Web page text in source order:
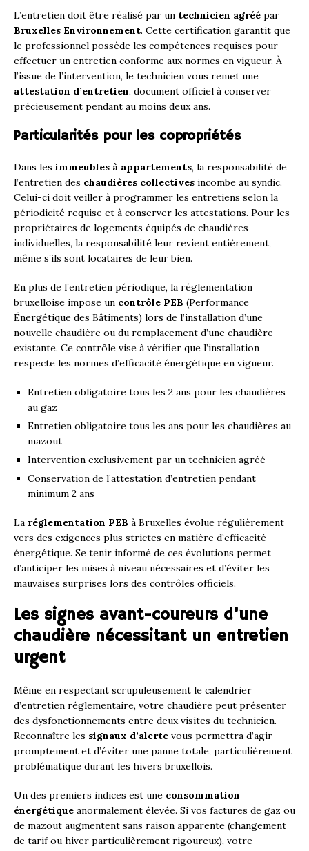
L’entretien doit être réalisé par un technicien agréé par
Bruxelles Environnement. Cette certification garantit que
le professionnel possède les compétences requises pour
effectuer un entretien conforme aux normes en vigueur. À
l’issue de l’intervention, le technicien vous remet une
attestation d’entretien, document officiel à conserver
précieusement pendant au moins deux ans.
Particularités pour les copropriétés
Dans les immeubles à appartements, la responsabilité de
l’entretien des chaudières collectives incombe au syndic.
Celui-ci doit veiller à programmer les entretiens selon la
périodicité requise et à conserver les attestations. Pour les
propriétaires de logements équipés de chaudières
individuelles, la responsabilité leur revient entièrement,
même s’ils sont locataires de leur bien.
En plus de l’entretien périodique, la réglementation
bruxelloise impose un contrôle PEB (Performance
Énergétique des Bâtiments) lors de l’installation d’une
nouvelle chaudière ou du remplacement d’une chaudière
existante. Ce contrôle vise à vérifier que l’installation
respecte les normes d’efficacité énergétique en vigueur.
Entretien obligatoire tous les 2 ans pour les chaudières
au gaz
Entretien obligatoire tous les ans pour les chaudières au
mazout
Intervention exclusivement par un technicien agréé
Conservation de l’attestation d’entretien pendant
minimum 2 ans
La réglementation PEB à Bruxelles évolue régulièrement
vers des exigences plus strictes en matière d’efficacité
énergétique. Se tenir informé de ces évolutions permet
d’anticiper les mises à niveau nécessaires et d’éviter les
mauvaises surprises lors des contrôles officiels.
Les signes avant-coureurs d’une
chaudière nécessitant un entretien
urgent
Même en respectant scrupuleusement le calendrier
d’entretien réglementaire, votre chaudière peut présenter
des dysfonctionnements entre deux visites du technicien.
Reconnaître les signaux d’alerte vous permettra d’agir
promptement et d’éviter une panne totale, particulièrement
problématique durant les hivers bruxellois.
Un des premiers indices est une consommation
énergétique anormalement élevée. Si vos factures de gaz ou
de mazout augmentent sans raison apparente (changement
de tarif ou hiver particulièrement rigoureux), votre